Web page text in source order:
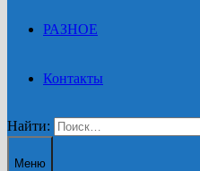
РАЗНОЕ
Контакты
Найти:
Меню